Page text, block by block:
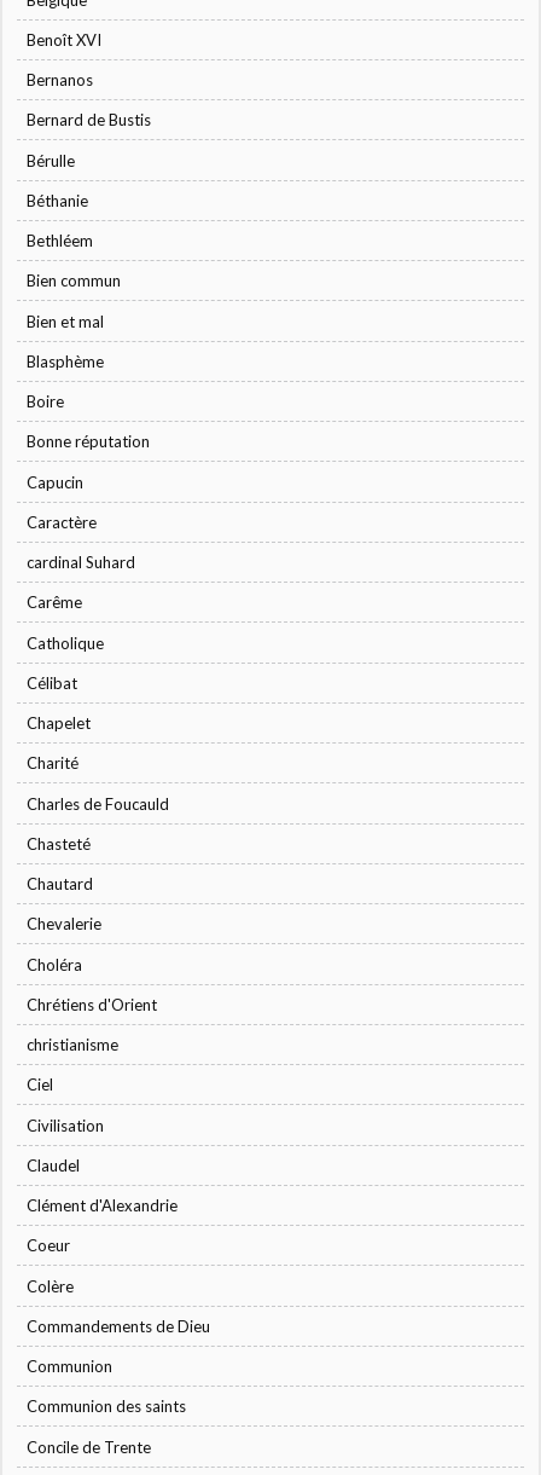
Benoît XVI
Bernanos
Bernard de Bustis
Bérulle
Béthanie
Bethléem
Bien commun
Bien et mal
Blasphème
Boire
Bonne réputation
Capucin
Caractère
cardinal Suhard
Carême
Catholique
Célibat
Chapelet
Charité
Charles de Foucauld
Chasteté
Chautard
Chevalerie
Choléra
Chrétiens d'Orient
christianisme
Ciel
Civilisation
Claudel
Clément d'Alexandrie
Coeur
Colère
Commandements de Dieu
Communion
Communion des saints
Concile de Trente